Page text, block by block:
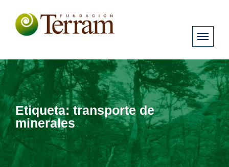
Etiqueta:transporte de
minerales